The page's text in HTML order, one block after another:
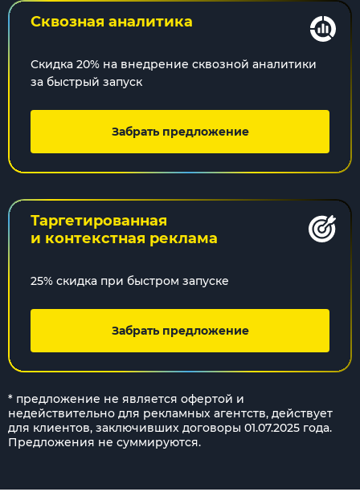
Сквозная аналитика
Скидка 20% на внедрение сквозной аналитики
за быстрый запуск
Забрать предложение
Таргетированная
и контекстная реклама
25% скидка при быстром запуске
Забрать предложение
* предложение не является офертой и
недействительно для рекламных агентств, действует
для клиентов, заключивших договоры 01.07.2025 года.
Предложения не суммируются.